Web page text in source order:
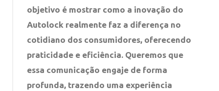
objetivo é mostrar como a inovação do
Autolock realmente faz a diferença no
cotidiano dos consumidores, oferecendo
praticidade e eficiência. Queremos que
essa comunicação engaje de forma
profunda, trazendo uma experiência